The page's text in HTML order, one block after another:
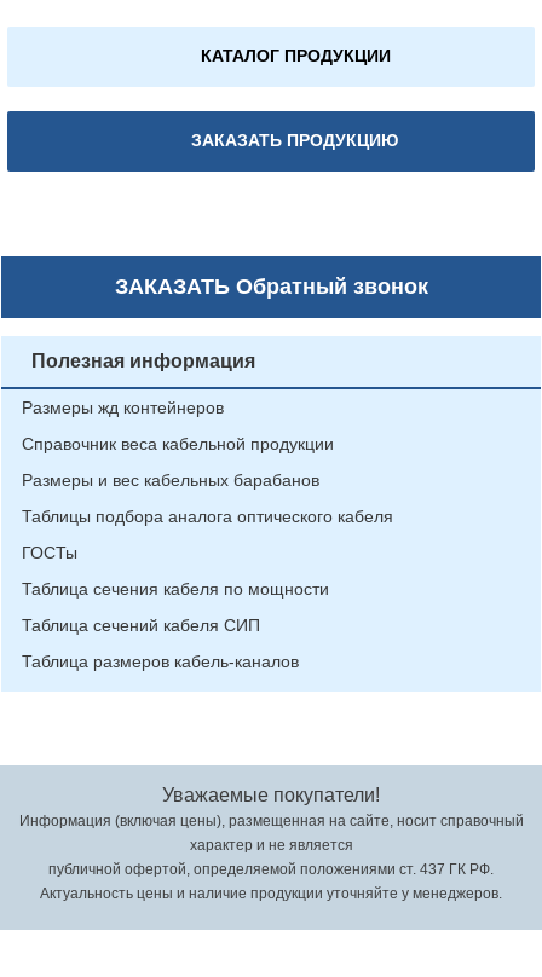
КАТАЛОГ ПРОДУКЦИИ
ЗАКАЗАТЬ ПРОДУКЦИЮ
ЗАКАЗАТЬОбратный звонок
Полезная информация
Размеры жд контейнеров
Справочник веса кабельной продукции
Размеры и вес кабельных барабанов
Таблицы подбора аналога оптического кабеля
ГОСТы
Таблица сечения кабеля по мощности
Таблица сечений кабеля СИП
Таблица размеров кабель-каналов
Уважаемые покупатели!
Информация (включая цены), размещенная на сайте, носит справочный
характер и не является
публичной офертой, определяемой положениями ст. 437 ГК РФ.
Актуальность цены и наличие продукции уточняйте у менеджеров.